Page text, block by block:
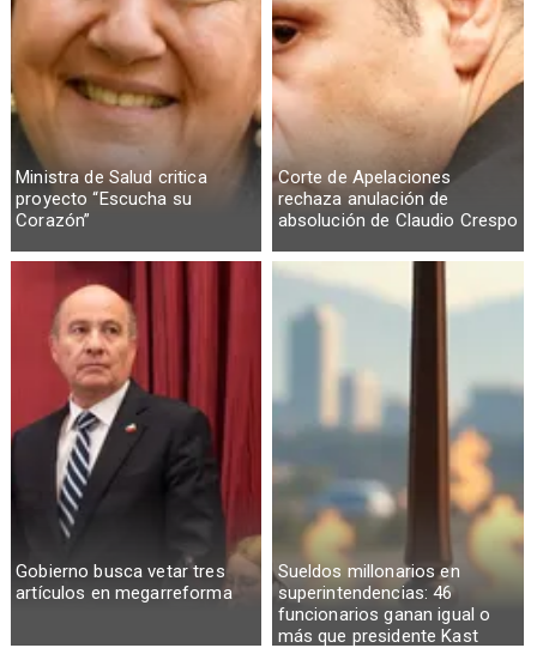
Ministra de Salud critica
proyecto “Escucha su
Corazón”
Corte de Apelaciones
rechaza anulación de
absolución de Claudio Crespo
Gobierno busca vetar tres
artículos en megarreforma
Sueldos millonarios en
superintendencias: 46
funcionarios ganan igual o
más que presidente Kast